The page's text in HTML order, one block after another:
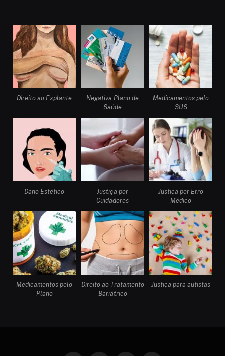
Direito ao Explante
Negativa Plano de
Saúde
Medicamentos pelo
SUS
Dano Estético
Justiça por
Cuidadores
Justiça por Erro
Médico
Medicamentos pelo
Plano
Direito ao Tratamento
Bariátrico
Justiça para autistas